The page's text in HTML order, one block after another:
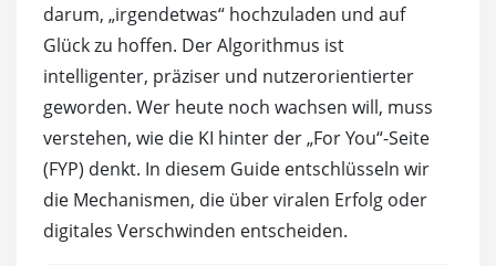
Kostenlose (Free) TikTok Views
Kostenlose (Free) TikTok Saves
Automatische TikTok Follower
Automatische TikTok Likes
darum, „irgendetwas“ hochzuladen und auf
Glück zu hoffen. Der Algorithmus ist
intelligenter, präziser und nutzerorientierter
geworden. Wer heute noch wachsen will, muss
verstehen, wie die KI hinter der „For You“-Seite
(FYP) denkt. In diesem Guide entschlüsseln wir
die Mechanismen, die über viralen Erfolg oder
digitales Verschwinden entscheiden.